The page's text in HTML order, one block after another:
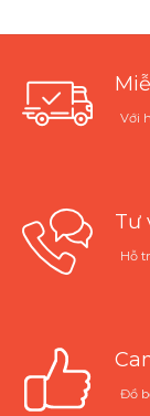
Với
Tư
Hỗ
Đồ